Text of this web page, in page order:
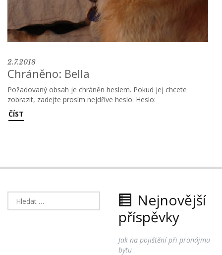
2.7.2018
Chráněno: Bella
Požadovaný obsah je chráněn heslem. Pokud jej chcete
zobrazit, zadejte prosím nejdříve heslo: Heslo:
ČÍST
Vyhledávání
Nejnovější
příspěvky
Jak na pojištění při pronájmu
bytu